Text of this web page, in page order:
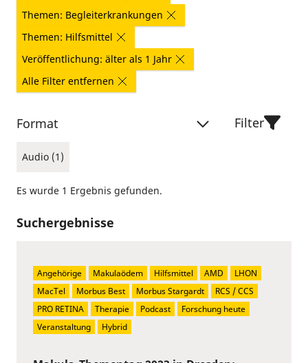
Themen: Begleiterkrankungen
Themen: Hilfsmittel
Veröffentlichung: älter als 1 Jahr
Alle Filter entfernen
Format
Audio (1)
Filter
Es wurde 1 Ergebnis gefunden.
Suchergebnisse
Angehörige Makulaödem Hilfsmittel AMD
LHON
MacTel
Morbus Best Morbus Stargardt
RCS / CCS
PRO RETINA
Therapie Podcast
Forschung heute
Veranstaltung
Hybrid